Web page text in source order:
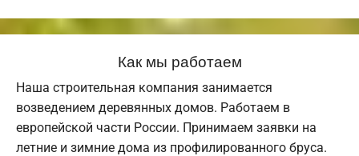
Как мы работаем
Наша строительная компания занимается
возведением деревянных домов. Работаем в
европейской части России. Принимаем заявки на
летние и зимние дома из профилированного бруса.